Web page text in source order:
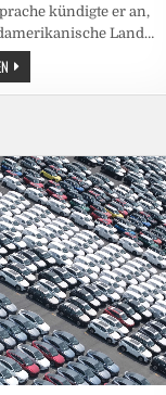
kündigte er an,
Land…
KOLUMBIENS
NEUER
PRÄSIDENT